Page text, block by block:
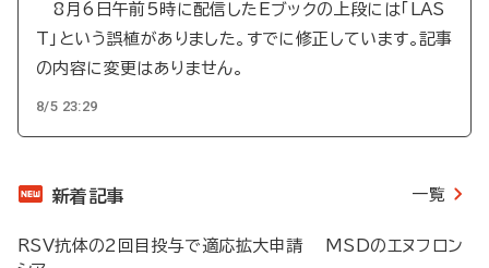
8月6日午前5時に配信したEブックの上段には「LAS
T」という誤植がありました。すでに修正しています。記事
の内容に変更はありません。
8/5 23:29
新着記事 一覧
RSV抗体の2回目投与で適応拡大申請 MSDのエヌフロン